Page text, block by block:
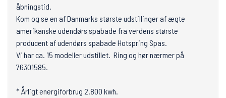
åbningstid.
Kom og se en af Danmarks største udstillinger af ægte
amerikanske udendørs spabade fra verdens største
producent af udendørs spabade Hotspring Spas.
Vi har ca. 15 modeller udstillet. Ring og hør nærmer på
76301585.
* Årligt energiforbrug 2.800 kwh.